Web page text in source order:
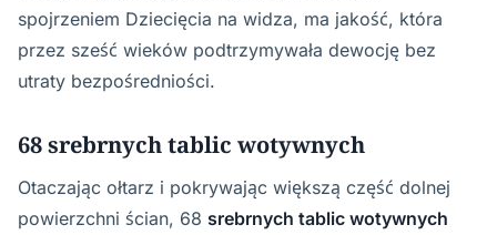
spojrzeniem Dziecięcia na widza, ma jakość, która
przez sześć wieków podtrzymywała dewocję bez
utraty bezpośredniości.
68 srebrnych tablic wotywnych
Otaczając ołtarz i pokrywając większą część dolnej
powierzchni ścian, 68 srebrnych tablic wotywnych